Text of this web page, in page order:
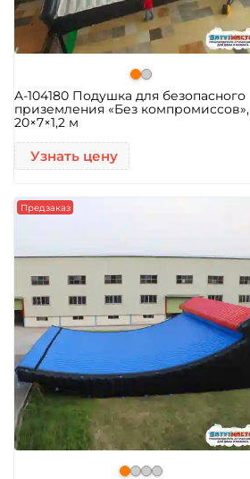
A-104180 Подушка для безопасного
приземления «Без компромиссов»,
20×7×1,2 м
Узнать цену
Предзаказ